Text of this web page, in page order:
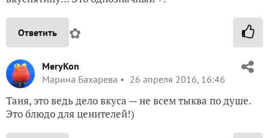
Ответить ✿
MeryKon
Марина Бахарева
26 апреля 2016, 16:46
Таня, это ведь дело вкуса — не всем тыква по душе.
Это блюдо для ценителей!)